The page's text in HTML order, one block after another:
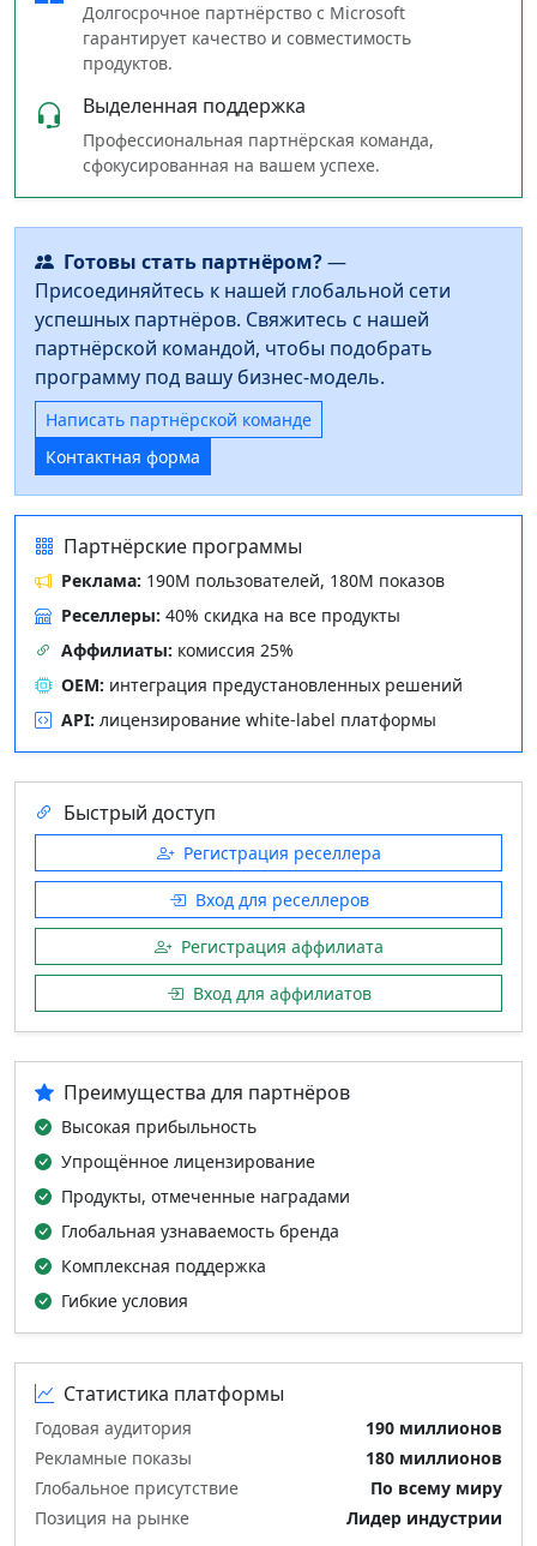
Долгосрочное партнёрство с Microsoft
гарантирует качество и совместимость
продуктов.
Выделенная поддержка
Профессиональная партнёрская команда,
сфокусированная на вашем успехе.
Готовы стать партнёром?—
Присоединяйтесь к нашей глобальной сети
успешных партнёров. Свяжитесь с нашей
партнёрской командой, чтобы подобрать
программу под вашу бизнес‑модель.
Написать партнёрской команде
Контактная форма
Партнёрские программы
Реклама: 190M пользователей, 180M показов
Реселлеры: 40% скидка на все продукты
Аффилиаты: комиссия 25%
OEM: интеграция предустановленных решений
API: лицензирование white‑label платформы
Быстрый доступ
Регистрация реселлера
Вход для реселлеров
Регистрация аффилиата
Вход для аффилиатов
Преимущества для партнёров
Высокая прибыльность
Упрощённое лицензирование
Продукты, отмеченные наградами
Глобальная узнаваемость бренда
Комплексная поддержка
Гибкие условия
Статистика платформы
Годовая аудитория
190 миллионов
Рекламные показы
180 миллионов
Глобальное присутствие
По всему миру
Позиция на рынке
Лидер индустрии